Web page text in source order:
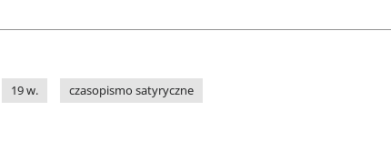
19 w. czasopismo satyryczne